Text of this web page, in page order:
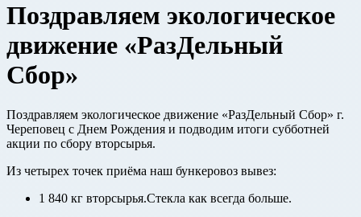
Поздравляем экологическое
движение «РазДельный
Сбор»
Поздравляем экологическое движение «РазДельный Сбор» г.
Череповец с Днем Рождения и подводим итоги субботней
акции по сбору вторсырья.
Из четырех точек приёма наш бункеровоз вывез:
1 840 кг вторсырья.Стекла как всегда больше.